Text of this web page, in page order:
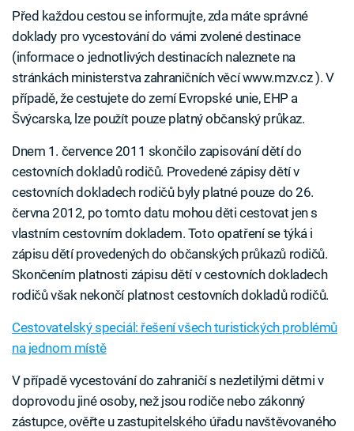
Před každou cestou se informujte, zda máte správné
doklady pro vycestování do vámi zvolené destinace
(informace o jednotlivých destinacích naleznete na
stránkách ministerstva zahraničních věcí www.mzv.cz ). V
případě, že cestujete do zemí Evropské unie, EHP a
Švýcarska, lze použít pouze platný občanský průkaz.
Dnem 1. července 2011 skončilo zapisování dětí do
cestovních dokladů rodičů. Provedené zápisy dětí v
cestovních dokladech rodičů byly platné pouze do 26.
června 2012, po tomto datu mohou děti cestovat jen s
vlastním cestovním dokladem. Toto opatření se týká i
zápisu dětí provedených do občanských průkazů rodičů.
Skončením platnosti zápisu dětí v cestovních dokladech
rodičů však nekončí platnost cestovních dokladů rodičů.
Cestovatelský speciál: řešení všech turistických problémů
na jednom místě
V případě vycestování do zahraničí s nezletilými dětmi v
doprovodu jiné osoby, než jsou rodiče nebo zákonný
zástupce, ověřte u zastupitelského úřadu navštěvovaného